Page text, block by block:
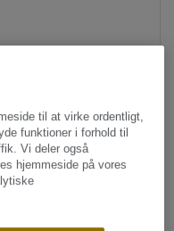
til at virke ordentligt,
funktioner i forhold til
Vi deler også
hjemmeside på vores